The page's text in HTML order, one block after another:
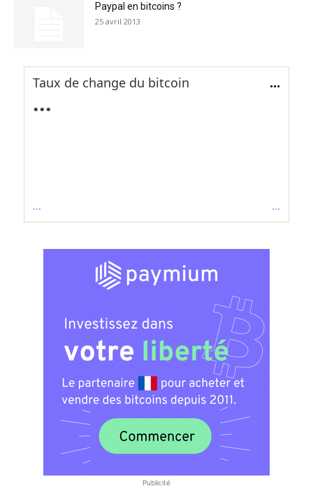
Paypal en bitcoins ?
25 avril 2013
Taux de change du bitcoin ...
...
... ...
Publicité